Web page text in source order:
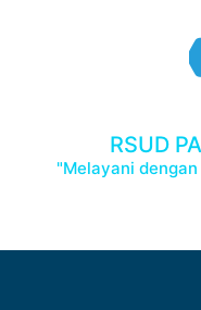
RSUD
"Melayani